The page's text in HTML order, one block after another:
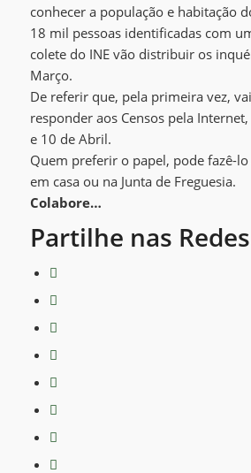
conhecer a população e habitação
18 mil pessoas identificadas com
colete do INE vão distribuir os
Março.
De referir que, pela primeira vez,
responder aos Censos pela
e 10 de Abril.
Quem preferir o papel, pode fazê-
em casa ou na Junta de Freguesia.
Colabore…
Partilhe nas